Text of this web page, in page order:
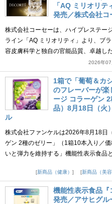
「AQ ミリオリ
発売／株式会社コ
株式会社コーセーは、ハイプレステー
ライン「AQ ミリオリティ」より、ブ
容皮膚科学と独自の官能品質、卓越
2026年
1箱で「葡萄＆カ
のフレーバーが楽
ージ コラーゲン
品）8月18日（火
ル
株式会社ファンケルは2026年8月18日
ゲン 2種のゼリー」（1箱10本入り／
いと弾力を維持する」機能性表示食
新商品（健康）
新商品（美容
機能性表示食品
発売／アサヒグル